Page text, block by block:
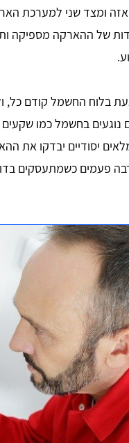
ומצד שני למערכת
של ההארקה מספיקה
בלוח החשמל קודם כל,
נוגעים בחשמל כמו
יסודיים יבדקו את
פעמים כשמתעסקים